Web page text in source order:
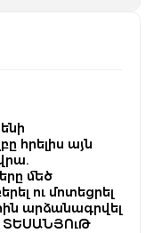
հրելիս այն
մեծ
ու մոտեցրել
արձանագրվել
ՏԵՍԱՆՅՈւԹ